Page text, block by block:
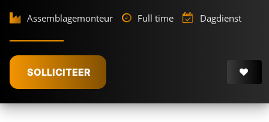
Assemblagemonteur Full time Dagdienst
SOLLICITEER